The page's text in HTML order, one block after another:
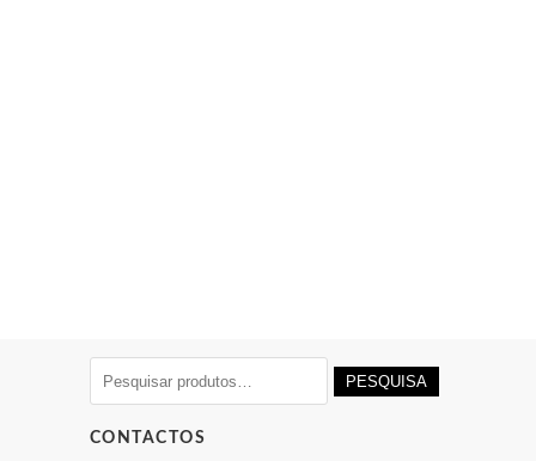
por:
PESQUISA
CONTACTOS